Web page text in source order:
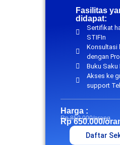
Fasilitas
didapat:
Sertifikat
STIFIn
Konsultasi
dengan
Buku Saku
Akses ke
support
Harga :
Rp 850.000/orang
Rp 650.000/
Daftar